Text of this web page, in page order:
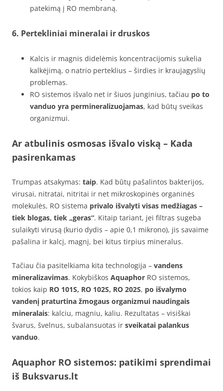
patekimą į RO membraną.
6. Pertekliniai mineralai ir druskos
Kalcis ir magnis didelėmis koncentracijomis sukelia
kalkėjimą, o natrio perteklius – širdies ir kraujagyslių
problemas.
RO sistemos išvalo net ir šiuos junginius, tačiau po to
vanduo yra permineralizuojamas, kad būtų sveikas
organizmui.
Ar atbulinis osmosas išvalo viską – Kada
pasirenkamas
Trumpas atsakymas: taip. Kad būtų pašalintos bakterijos,
virusai, nitratai, nitritai ir net mikroskopinės organinės
molekulės, RO sistema privalo išvalyti visas medžiagas –
tiek blogas, tiek „geras“. Kitaip tariant, jei filtras sugeba
sulaikyti virusą (kurio dydis – apie 0,1 mikrono), jis savaime
pašalina ir kalcį, magnį, bei kitus tirpius mineralus.
Tačiau čia pasitelkiama kita technologija – vandens
mineralizavimas. Kokybiškos Aquaphor RO sistemos,
tokios kaip RO 101S, RO 102S, RO 202S, po išvalymo
vandenį praturtina žmogaus organizmui naudingais
mineralais: kalciu, magniu, kaliu. Rezultatas – visiškai
švarus, švelnus, subalansuotas ir sveikatai palankus
vanduo.
Aquaphor RO sistemos: patikimi sprendimai
iš Buksvarus.lt